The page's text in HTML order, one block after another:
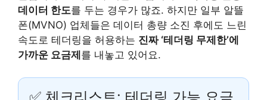
데이터 한도를 두는 경우가 많죠. 하지만 일부 알뜰
폰(MVNO) 업체들은 데이터 총량 소진 후에도 느린
속도로 테더링을 허용하는 진짜 ‘테더링 무제한’에
가까운 요금제를 내놓고 있어요.